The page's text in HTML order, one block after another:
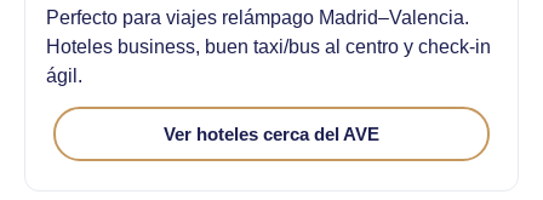
Perfecto para viajes relámpago Madrid–Valencia.
Hoteles business, buen taxi/bus al centro y check-in
ágil.
Ver hoteles cerca del AVE